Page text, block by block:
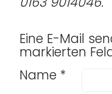
Eine E-Mail
markierten
Name *